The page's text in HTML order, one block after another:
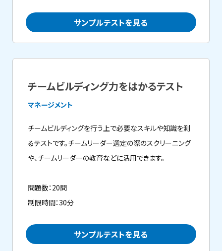
サンプルテストを見る
チームビルディング力をはかるテスト
マネージメント
チームビルディングを行う上で必要なスキルや知識を測
るテストです。チームリーダー選定の際のスクリーニング
や、チームリーダーの教育などに活用できます。
問題数：20問
制限時間：30分
サンプルテストを見る